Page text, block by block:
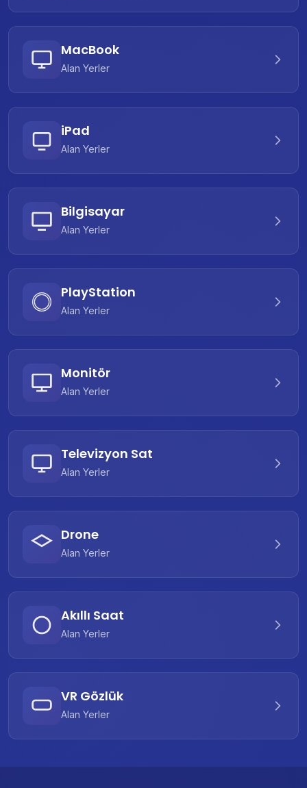
MacBook
Alan Yerler
iPad
Alan Yerler
Bilgisayar
Alan Yerler
PlayStation
Alan Yerler
Monitör
Alan Yerler
Televizyon Sat
Alan Yerler
Drone
Alan Yerler
Akıllı Saat
Alan Yerler
VR Gözlük
Alan Yerler